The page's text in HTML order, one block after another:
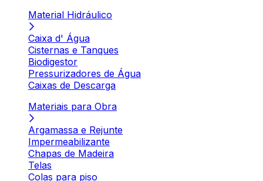
Material Hidráulico
Caixa d' Água
Cisternas e Tanques
Biodigestor
Pressurizadores de Água
Caixas de Descarga
Materiais para Obra
Argamassa e Rejunte
Impermeabilizante
Chapas de Madeira
Telas
Colas para piso